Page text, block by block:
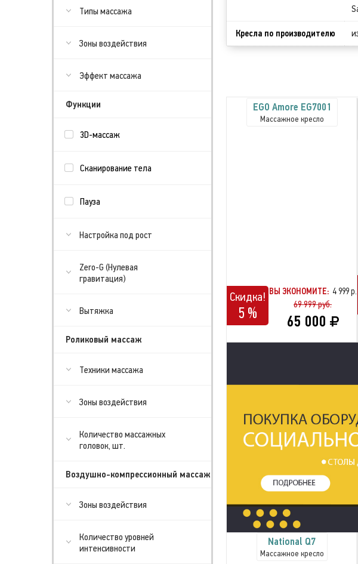
Типы массажа
Зоны воздействия
Эффект массажа
Функции
3D-массаж
Сканирование тела
Пауза
Настройка под рост
Zero-G (Нулевая
гравитация)
Вытяжка
Роликовый массаж
Техники массажа
Зоны воздействия
Количество массажных
головок, шт.
Воздушно-компрессионный массаж
Зоны воздействия
Количество уровней
интенсивности
Кресла по производителю
EGO Amore EG7001
Массажное кресло
Скидка!
5 %
ВЫ ЭКОНОМИТЕ: 4 999 р.
69 999 руб.
65 000
National Q7
Массажное кресло